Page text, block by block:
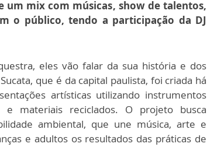
um mix com músicas, show de talentos,
o público, tendo a participação da DJ
eles vão falar da sua história e dos
que é da capital paulista, foi criada há
artísticas utilizando instrumentos
e materiais reciclados. O projeto busca
ambiental, que une música, arte e
e adultos os resultados das práticas de